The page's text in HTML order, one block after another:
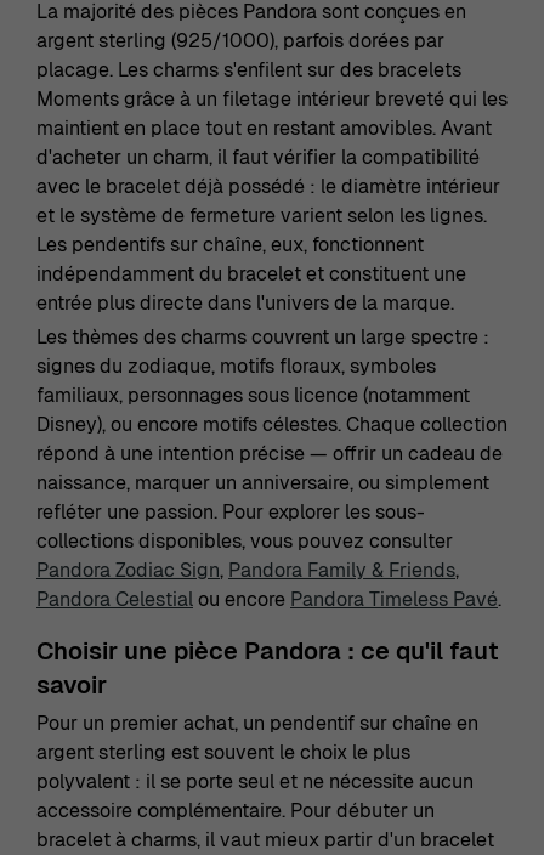
La majorité des pièces Pandora sont conçues en
argent sterling (925/1000), parfois dorées par
placage. Les charms s'enfilent sur des bracelets
Moments grâce à un filetage intérieur breveté qui les
maintient en place tout en restant amovibles. Avant
d'acheter un charm, il faut vérifier la compatibilité
avec le bracelet déjà possédé : le diamètre intérieur
et le système de fermeture varient selon les lignes.
Les pendentifs sur chaîne, eux, fonctionnent
indépendamment du bracelet et constituent une
entrée plus directe dans l'univers de la marque.
Les thèmes des charms couvrent un large spectre :
signes du zodiaque, motifs floraux, symboles
familiaux, personnages sous licence (notamment
Disney), ou encore motifs célestes. Chaque collection
répond à une intention précise — offrir un cadeau de
naissance, marquer un anniversaire, ou simplement
refléter une passion. Pour explorer les sous-
collections disponibles, vous pouvez consulter
Pandora Zodiac Sign, Pandora Family & Friends,
Pandora Celestialou encore Pandora Timeless Pavé.
Choisir une pièce Pandora : ce qu'il faut
savoir
Pour un premier achat, un pendentif sur chaîne en
argent sterling est souvent le choix le plus
polyvalent : il se porte seul et ne nécessite aucun
accessoire complémentaire. Pour débuter un
bracelet à charms, il vaut mieux partir d'un bracelet